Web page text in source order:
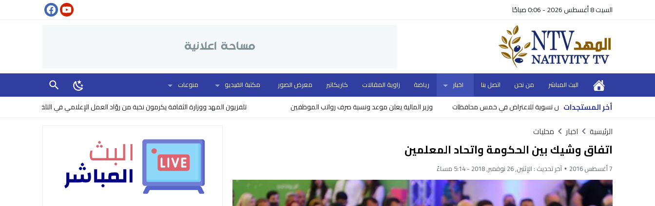
السبت 8 أغسطس 2026 - 0:06 صباحًا
البث المباشر من نحن اتصل بنا اخبار رياضة زاوية المقالات كاريكاتير معرض الصور مكتبة الفيديو منوعات
أخر المستجدات تلفزيون المهد ووزارة الثقافة يكرمون نخبة من روّاد العمل الإعلامي في التلفزيون وزير المالية يعلن موعد ونسبة صرف رواتب الموظفين
الرئيسية اخبار محليات
اتفاق وشيك بين الحكومة واتحاد المعلمين
7 أغسطس 2016 آخر تحديث : الإثنين, 26 نوفمبر, 2018 - 5:14 مساءً